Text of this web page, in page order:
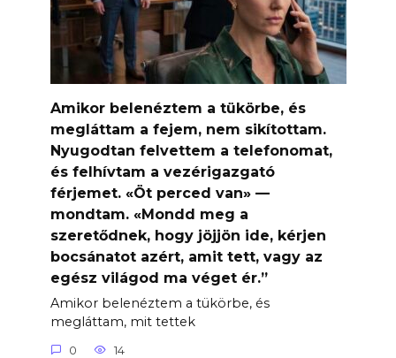
Amikor belenéztem a tükörbe, és
megláttam a fejem, nem sikítottam.
Nyugodtan felvettem a telefonomat,
és felhívtam a vezérigazgató
férjemet. «Öt perced van» —
mondtam. «Mondd meg a
szeretődnek, hogy jöjjön ide, kérjen
bocsánatot azért, amit tett, vagy az
egész világod ma véget ér.”
Amikor belenéztem a tükörbe, és
megláttam, mit tettek
0 14